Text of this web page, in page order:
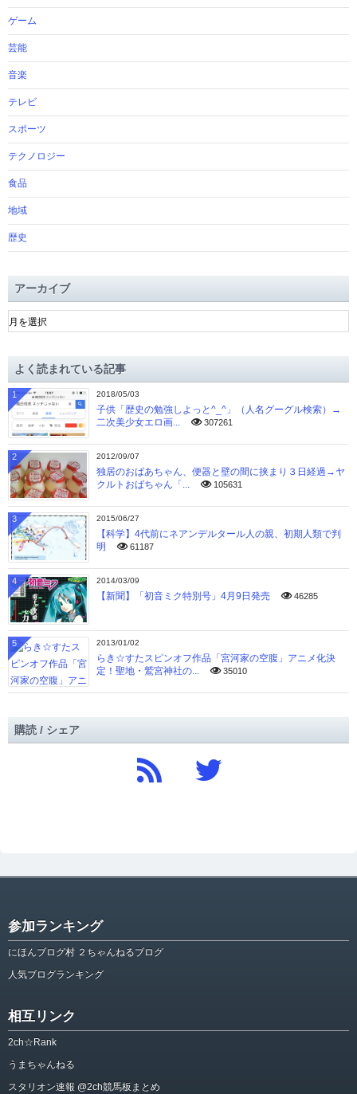
ゲーム
芸能
音楽
テレビ
スポーツ
テクノロジー
食品
地域
歴史
アーカイブ
ア
ー
ブよく読まれている記事
2018/05/03
子供「歴史の勉強しよっと^_^」（人名グーグル検索）→
二次美少女エロ画...
307261
1
2012/09/07
独居のおばあちゃん、便器と壁の間に挟まり３日経過→ヤ
クルトおばちゃん「...
105631
2
2015/06/27
【科学】4代前にネアンデルタール人の親、初期人類で判
明
61187
3
2014/03/09
【新聞】「初音ミク特別号」4月9日発売 46285
4
2013/01/02
らき☆すたスピンオフ作品「宮河家の空腹」アニメ化決
定！聖地・鷲宮神社の...
35010
5
購読 / シェア
参加ランキング
にほんブログ村 ２ちゃんねるブログ
人気ブログランキング
相互リンク
2ch☆Rank
うまちゃんねる
スタリオン速報 @2ch競馬板まとめ